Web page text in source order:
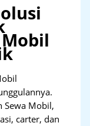
Sewa Mobil,
carter, dan